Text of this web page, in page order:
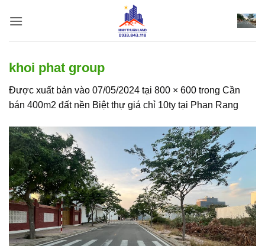
qua
khoi phat group
Được xuất bản vào 07/05/2024 tại 800 × 600 trong Cần
bán 400m2 đất nền Biệt thự giá chỉ 10ty tại Phan Rang